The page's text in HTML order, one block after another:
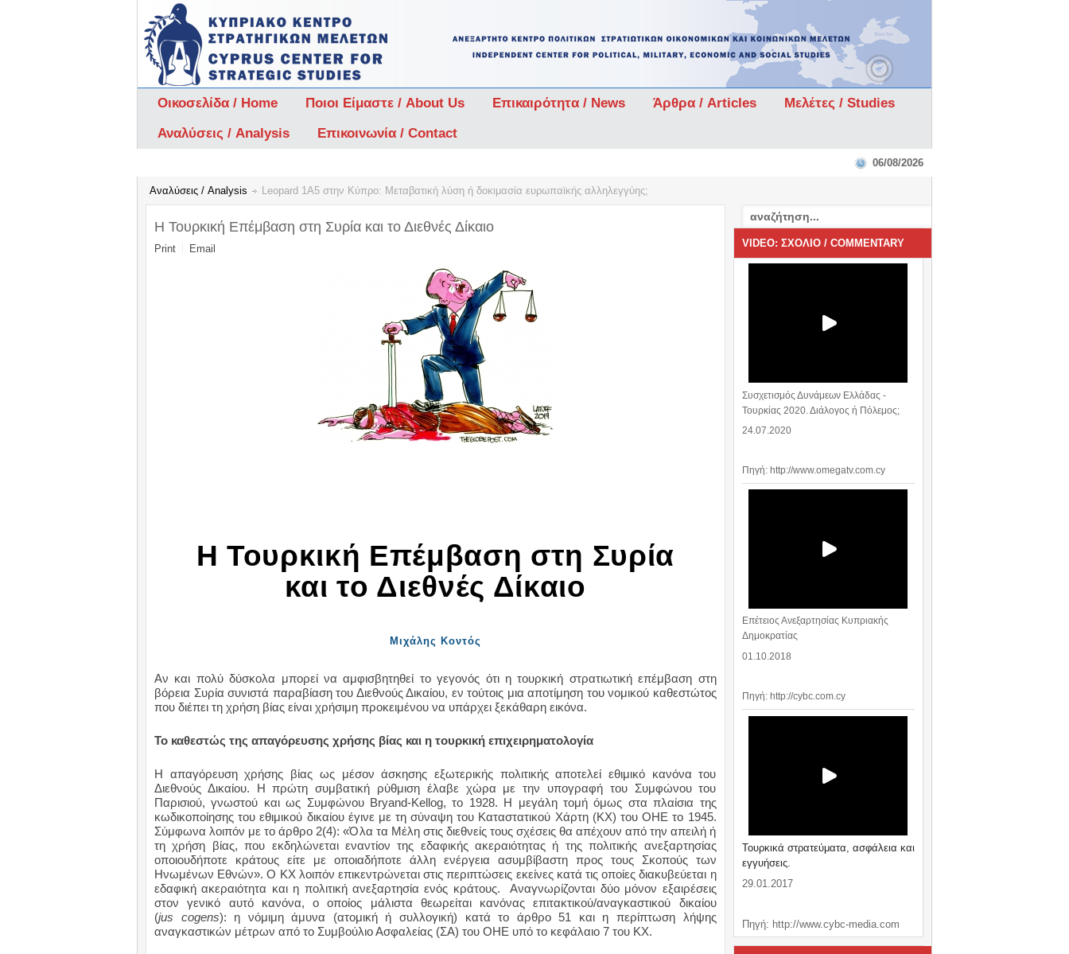
Οικοσελίδα / Home Ποιοι Είμαστε / About Us Επικαιρότητα / News Άρθρα / Articles
Μελέτες / Studies
Αναλύσεις / Analysis
Επικοινωνία / Contact
06/08/2026
Αναλύσεις / Analysis Leopard 1Α5 στην Κύπρο: Μεταβατική λύση ή δοκιμασία ευρωπαϊκής αλληλεγγύης;
Η Τουρκική Επέμβαση στη Συρία και το Διεθνές Δίκαιο
Print Email
Η Τουρκική Επέμβαση στη Συρία
και το Διεθνές Δίκαιο
Μιχάλης Κοντός
Αν και πολύ δύσκολα μπορεί να αμφισβητηθεί το γεγονός ότι η τουρκική στρατιωτική επέμβαση στη
βόρεια Συρία συνιστά παραβίαση του Διεθνούς Δικαίου, εν τούτοις μια αποτίμηση του νομικού καθεστώτος
που διέπει τη χρήση βίας είναι χρήσιμη προκειμένου να υπάρχει ξεκάθαρη εικόνα.
Το καθεστώς της απαγόρευσης χρήσης βίας και η τουρκική επιχειρηματολογία
Η απαγόρευση χρήσης βίας ως μέσον άσκησης εξωτερικής πολιτικής αποτελεί εθιμικό κανόνα του
Διεθνούς Δικαίου. Η πρώτη συμβατική ρύθμιση έλαβε χώρα με την υπογραφή του Συμφώνου του
Παρισιού, γνωστού και ως Συμφώνου Bryand-Kellog, το 1928. Η μεγάλη τομή όμως στα πλαίσια της
κωδικοποίησης του εθιμικού δικαίου έγινε με τη σύναψη του Καταστατικού Χάρτη (ΚΧ) του ΟΗΕ το 1945.
Σύμφωνα λοιπόν με το άρθρο 2(4): «Όλα τα Μέλη στις διεθνείς τους σχέσεις θα απέχουν από την απειλή ή
τη χρήση βίας, που εκδηλώνεται εναντίον της εδαφικής ακεραιότητας ή της πολιτικής ανεξαρτησίας
οποιουδήποτε κράτους είτε με οποιαδήποτε άλλη ενέργεια ασυμβίβαστη προς τους Σκοπούς των
Ηνωμένων Εθνών». Ο ΚΧ λοιπόν επικεντρώνεται στις περιπτώσεις εκείνες κατά τις οποίες διακυβεύεται η
εδαφική ακεραιότητα και η πολιτική ανεξαρτησία ενός κράτους.
Αναγνωρίζονται δύο μόνον εξαιρέσεις
στον γενικό αυτό κανόνα, ο οποίος μάλιστα θεωρείται κανόνας επιτακτικού/αναγκαστικού δικαίου
(jus cogens): η νόμιμη άμυνα (ατομική ή συλλογική) κατά το άρθρο 51 και η περίπτωση λήψης
αναγκαστικών μέτρων από το Συμβούλιο Ασφαλείας (ΣΑ) του ΟΗΕ υπό το κεφάλαιο 7 του ΚΧ.
VIDEO: ΣΧΟΛΙΟ / COMMENTARY
Συσχετισμός Δυνάμεων Ελλάδας -
Τουρκίας 2020. Διάλογος ή Πόλεμος;
24.07.2020
Πηγή: http://www.omegatv.com.cy
Επέτειος Ανεξαρτησίας Κυπριακής
Δημοκρατίας
01.10.2018
Πηγή: http://cybc.com.cy
Τουρκικά στρατεύματα, ασφάλεια και
εγγυήσεις.
29.01.2017
Πηγή: http://www.cybc-media.com